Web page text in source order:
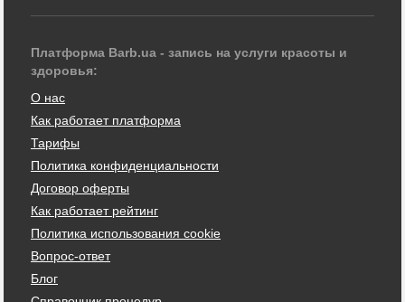
Платформа Barb.ua - запись на услуги красоты и
здоровья:
О нас
Как работает платформа
Тарифы
Политика конфиденциальности
Договор оферты
Как работает рейтинг
Политика использования cookie
Вопрос-ответ
Блог